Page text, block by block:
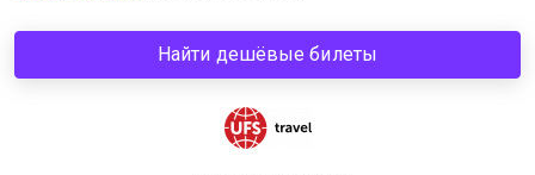
Найти дешёвые билеты